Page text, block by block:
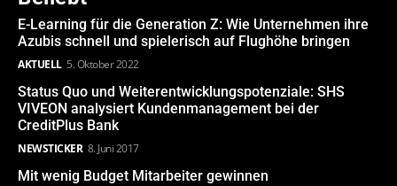
E-Learning für die Generation Z: Wie Unternehmen ihre
Azubis schnell und spielerisch auf Flughöhe bringen
AKTUELL 5. Oktober 2022
Status Quo und Weiterentwicklungspotenziale: SHS
VIVEON analysiert Kundenmanagement bei der
CreditPlus Bank
NEWSTICKER 8. Juni 2017
Mit wenig Budget Mitarbeiter gewinnen